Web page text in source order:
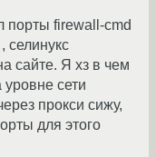
порты firewall-cmd
селинукс
сайте. Я хз в чем
сети
прокси сижу,
для этого